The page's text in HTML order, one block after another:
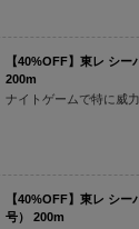
【40%OFF】東レ シー
200m
ナイトゲームで特に威
【40%OFF】東レ シ
号） 200m